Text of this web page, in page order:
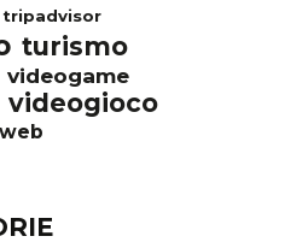
tripadvisor
turismo
videogame
videogioco
web